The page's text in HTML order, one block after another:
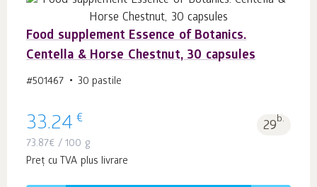
Food supplement Essence of Botanics.
Centella & Horse Chestnut, 30 capsules
#501467 30 pastile
33.24 € 29b.
73.87€ / 100 g
Preț cu TVA plus livrare